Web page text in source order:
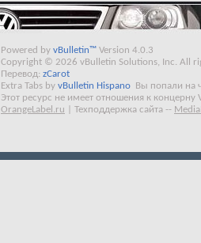
Powered by vBulletin™ Version 4.0.3
Copyright © 2026 vBulletin Solutions, Inc. All
Перевод: zCarot
Extra Tabs by vBulletin Hispano
Вы попали на
Этот ресурс не имеет отношения к концерну
OrangeLabel.ru
Техподдержка сайта --